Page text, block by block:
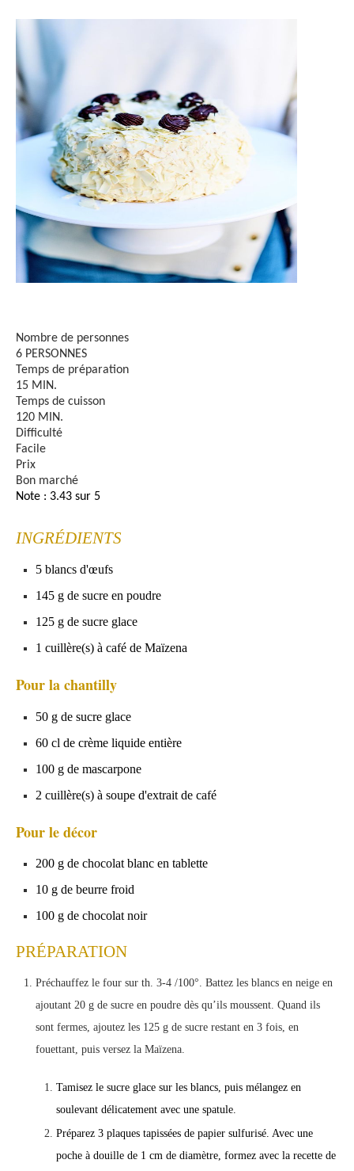
Nombre de personnes
6 PERSONNES
Temps de préparation
15 MIN.
Temps de cuisson
120 MIN.
Difficulté
Facile
Prix
Bon marché
Note : 3.43 sur 5
INGRÉDIENTS
5 blancs d'œufs
145 g de sucre en poudre
125 g de sucre glace
1 cuillère(s) à café de Maïzena
Pour la chantilly
50 g de sucre glace
60 cl de crème liquide entière
100 g de mascarpone
2 cuillère(s) à soupe d'extrait de café
Pour le décor
200 g de chocolat blanc en tablette
10 g de beurre froid
100 g de chocolat noir
PRÉPARATION
Préchauffez le four sur th. 3-4 /100°. Battez les blancs en neige en
ajoutant 20 g de sucre en poudre dès qu’ils moussent. Quand ils
sont fermes, ajoutez les 125 g de sucre restant en 3 fois, en
fouettant, puis versez la Maïzena.
Tamisez le sucre glace sur les blancs, puis mélangez en
soulevant délicatement avec une spatule.
Préparez 3 plaques tapissées de papier sulfurisé. Avec une
poche à douille de 1 cm de diamètre, formez avec la recette de